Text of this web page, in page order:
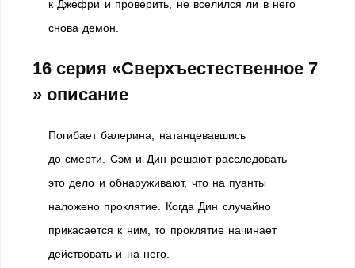
к Джефри и проверить, не вселился ли в него
снова демон.
16 серия «Сверхъестественное 7
» описание
Погибает балерина, натанцевавшись
до смерти. Сэм и Дин решают расследовать
это дело и обнаруживают, что на пуанты
наложено проклятие. Когда Дин случайно
прикасается к ним, то проклятие начинает
действовать и на него.